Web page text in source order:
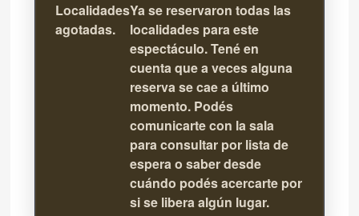
Localidades
agotadas.
Ya se reservaron todas las
localidades para este
espectáculo. Tené en
cuenta que a veces alguna
reserva se cae a último
momento. Podés
comunicarte con la sala
para consultar por lista de
espera o saber desde
cuándo podés acercarte por
si se libera algún lugar.